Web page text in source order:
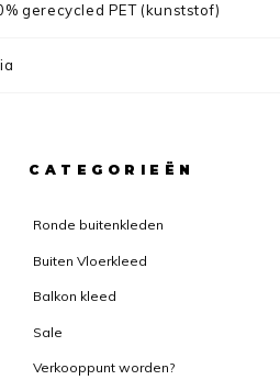
gerecycled PET (kunststof)
CATEGORIEËN
Ronde buitenkleden
Buiten Vloerkleed
Balkon kleed
Sale
Verkooppunt worden?